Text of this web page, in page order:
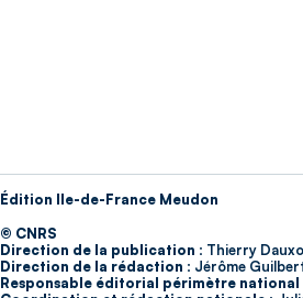
Édition Ile-de-France Meudon
© CNRS
Direction de la publication : Thierry
Direction de la rédaction : Jérôme
Responsable éditorial périmètre national